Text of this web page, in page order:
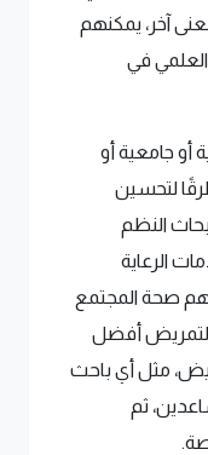
آخر، يمكنهم
العلمي في
أو جامعية أو
لتحسين
النظم
الرعاية
صحة المجتمع
التمريض أفضل
مثل أي باحث
ثم